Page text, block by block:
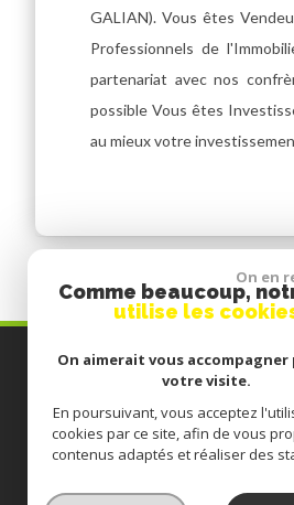
GALIAN). Vous êtes
Professionnels de
partenariat avec nos
possible Vous êtes
au mieux votre
Contactez-nous
TÉL :02 38 64 17 60
E-MAIL :
577 RUE
On en
Comme beaucoup,
utilise les
On aimerait vous
votre visite.
En poursuivant, vous acceptez
cookies par ce site, afin de vous
contenus adaptés et réaliser des